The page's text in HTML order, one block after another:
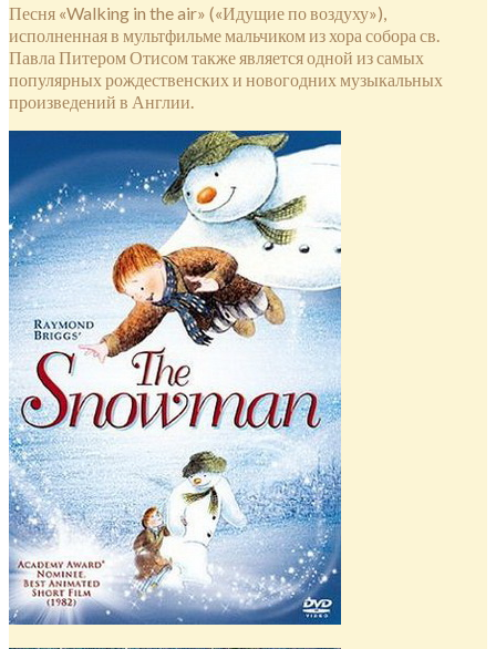
Песня «Walking in the air» («Идущие по воздуху»),
исполненная в мультфильме мальчиком из хора собора св.
Павла Питером Отисом также является одной из самых
популярных рождественских и новогодних музыкальных
произведений в Англии.